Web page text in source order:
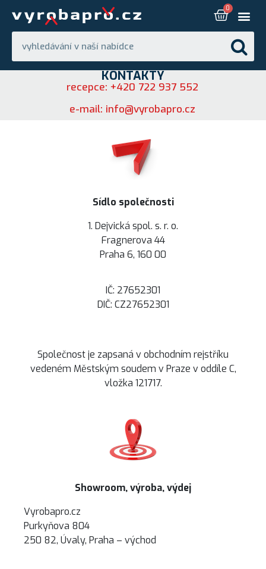
KONTAKTY
recepce: +420 722 937 552
e-mail: info@vyrobapro.cz
Sídlo společnosti
1. Dejvická spol. s. r. o.
Fragnerova 44
Praha 6, 160 00
IČ: 27652301
DIČ: CZ27652301
Společnost je zapsaná v obchodním rejstříku
vedeném Městským soudem v Praze v oddíle C,
vložka 121717.
Showroom, výroba, výdej
Vyrobapro.cz
Purkyňova 804
250 82, Úvaly, Praha – východ